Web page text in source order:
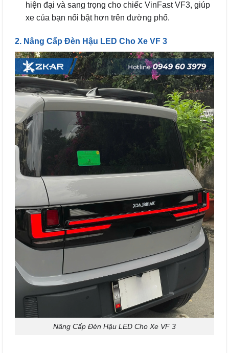
hiện đại và sang trọng cho chiếc VinFast VF3, giúp
xe của bạn nổi bật hơn trên đường phố.
2. Nâng Cấp Đèn Hậu LED Cho Xe VF 3
Nâng Cấp Đèn Hậu LED Cho Xe VF 3